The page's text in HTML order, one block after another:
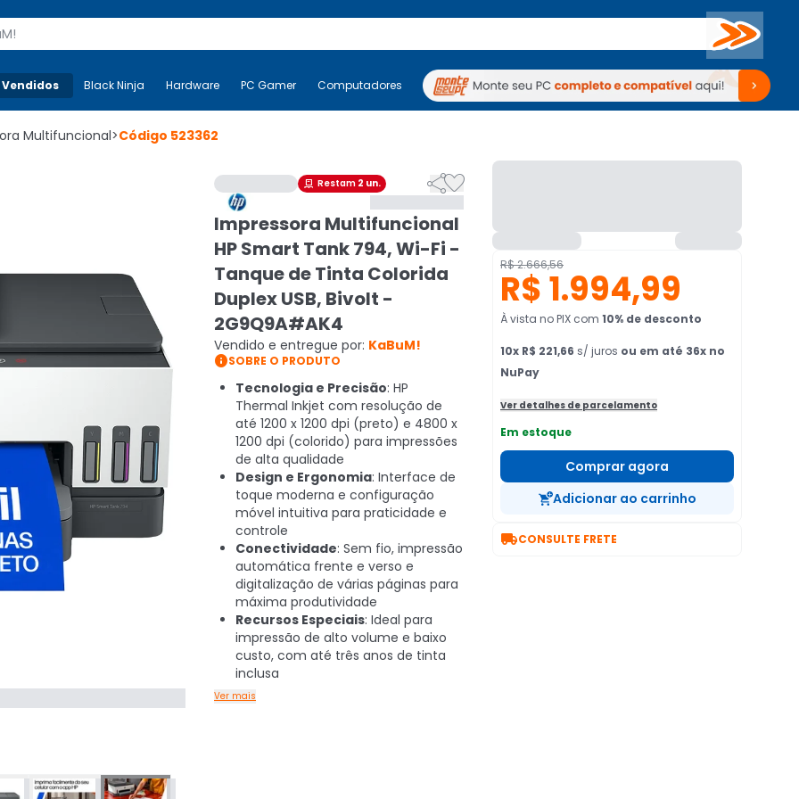
Buscar
Mais-v- Black Ninja Hardware PC Gamer Computadores Periféricos TV Venda no KaBuM!
Black Ninja Hardware PC Gamer Computadores Periféricos TV Venda no KaBuM!
Multifuncional>Código 523362
 Restam 2 un. 
Impressora Multifuncional
HP Smart Tank 794, Wi-Fi -
Tanque de Tinta Colorida
Duplex USB, Bivolt -
2G9Q9A#AK4
Vendido e entregue por: KaBuM!
SOBRE O PRODUTO
Tecnologia e Precisão: HP
Thermal Inkjet com resolução de
até 1200 x 1200 dpi (preto) e 4800 x
1200 dpi (colorido) para impressões
de alta qualidade
Design e Ergonomia: Interface de
toque moderna e configuração
móvel intuitiva para praticidade e
controle
Conectividade: Sem fio, impressão
automática frente e verso e
digitalização de várias páginas para
máxima produtividade
Recursos Especiais: Ideal para
impressão de alto volume e baixo
custo, com até três anos de tinta
inclusa
Ver mais
R$ 2.666,56
R$ 1.994,99
À vista no PIX com 10% de desconto
10x R$ 221,66 s/ juros ou em até 36x no
NuPay
Ver detalhes de parcelamento
Em estoque
Comprar agora
Adicionar ao carrinho
CONSULTE FRETE